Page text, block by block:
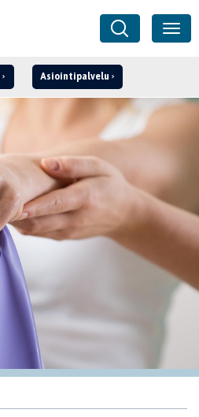
Asiointipalvelu
Kirjaudu ›